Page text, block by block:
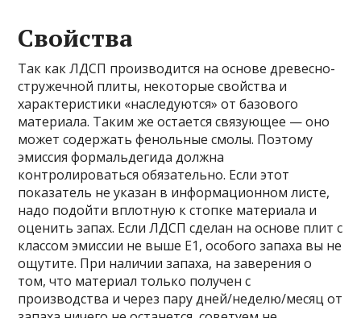
Свойства
Так как ЛДСП производится на основе древесно-
стружечной плиты, некоторые свойства и
характеристики «наследуются» от базового
материала. Таким же остается связующее — оно
может содержать фенольные смолы. Поэтому
эмиссия формальдегида должна
контролироваться обязательно. Если этот
показатель не указан в информационном листе,
надо подойти вплотную к стопке материала и
оценить запах. Если ЛДСП сделан на основе плит с
классом эмиссии не выше Е1, особого запаха вы не
ощутите. При наличии запаха, на заверения о
том, что материал только получен с
производства и через пару дней/неделю/месяц от